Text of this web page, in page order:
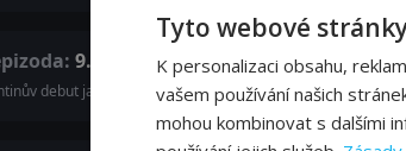
9. epizoda
debut jako DJ je tady. Becky se přizná fanouškům.
Tyto webové
K personalizaci obsahu,
vašem používání našich
mohou kombinovat s dalšími